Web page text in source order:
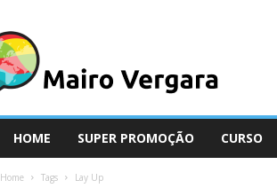
HOME SUPER PROMOÇÃO CURSO
Home Tags Lay Up